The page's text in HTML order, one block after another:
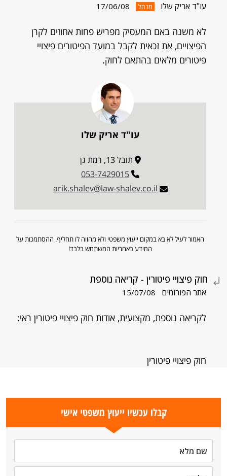
עו"ד אריק שלו מנהל 17/06/08
לא משנה באם המעסיק מפריש פחות אחוזים לקרן
הפיצויים, את זכאית לקבל במועד הפיטורים פיצויי
פיטורים מלאים בהתאם לחוק.
עו"ד אריק שלו
תובל 13, רמת גן
053-7429015
arik.shalev@law-shalev.co.il
האמור לעיל לא בא במקום ייעוץ משפטי ולא מהווה לו תחליף. ההסתמכות על
המידע באחריות המשתמש בלבד!
חוק פיצויי פיטורין - קריאה נוספת
אתר הפורומים 15/07/08
לקריאה נוספת, מקצועית, אודות חוק פיצויי פיטורין ראי:
חוק פיצויי פיטורין
קבלו עכשיו ייעוץ משפטי אישי